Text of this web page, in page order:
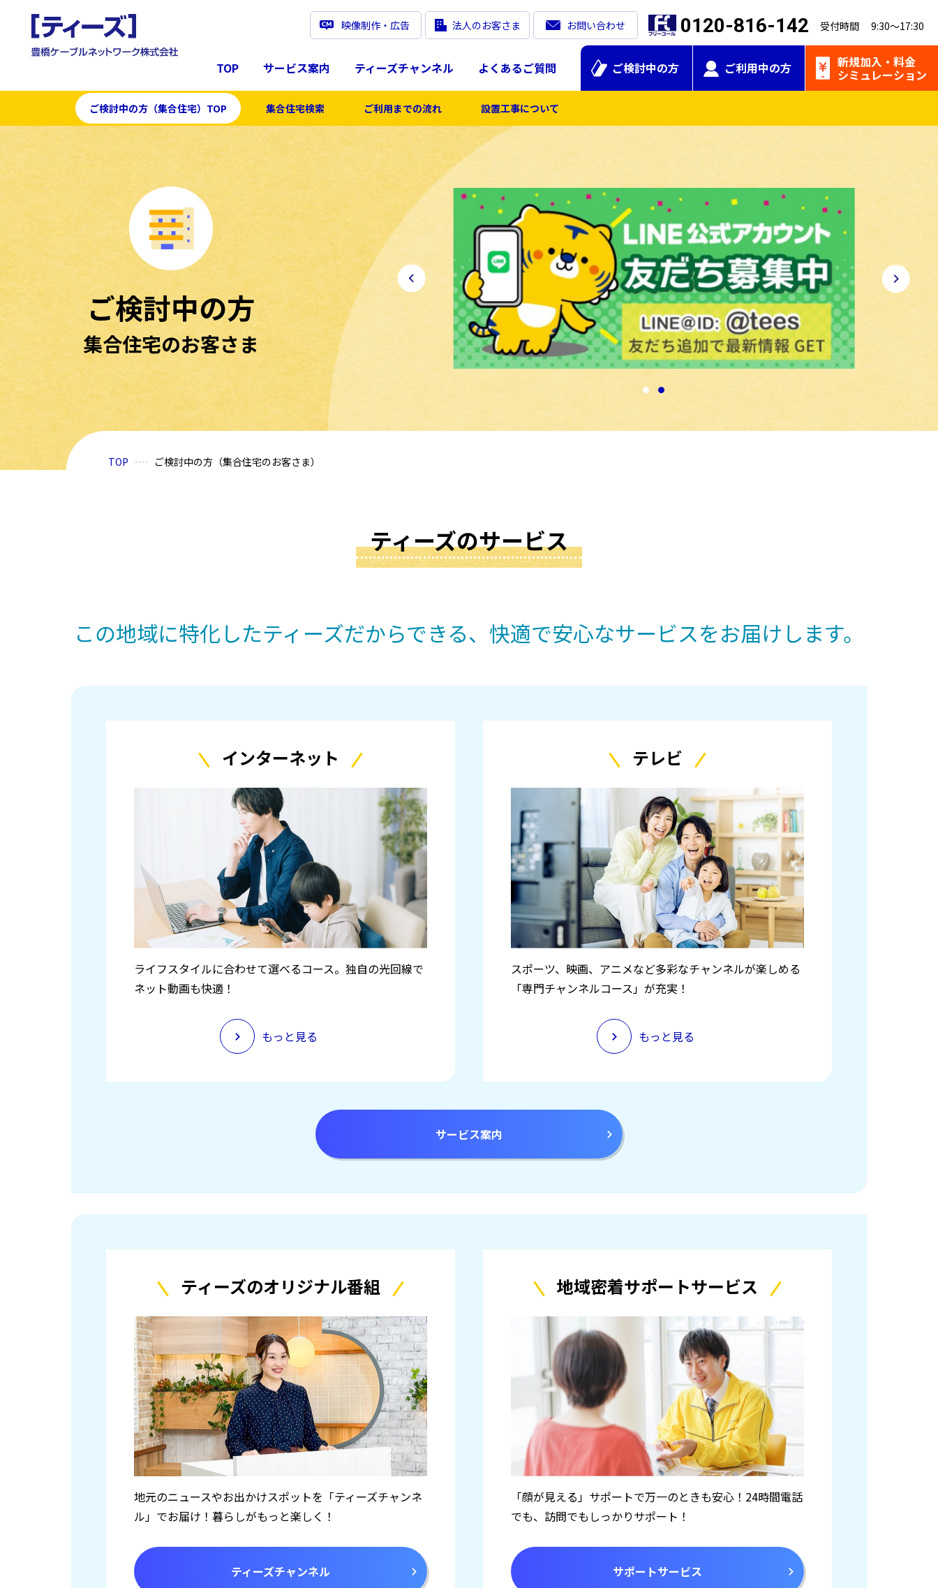
新規加入・ 料金
シミュレーション
0120-816-142 受付時間 9:30～17:30
TOP ご検討中の方 ご利用中の方
サービス案内 ティーズチャンネル よくあるご質問
映像制作・広告 法人のお客さま お問い合わせ
ご検討中の方（集合住宅）TOP 集合住宅検索 ご利用までの流れ 設置工事について
ご検討中の方
集合住宅のお客さま
TOP ご検討中の方（集合住宅のお客さま）
ティーズのサービス
この地域に特化したティーズだからできる、快適で安心なサービスをお届けします。
インターネット
ライフスタイルに合わせて選べるコース。独自の光回線で
ネット動画も快適！
もっと見る
テレビ
スポーツ、映画、アニメなど多彩なチャンネルが楽しめる
「専門チャンネルコース」が充実！
もっと見る
サービス案内
ティーズのオリジナル番組
地元のニュースやお出かけスポットを「ティーズチャンネ
ル」でお届け！暮らしがもっと楽しく！
ティーズチャンネル
地域密着サポートサービス
「顔が見える」サポートで万一のときも安心！24時間電話
でも、訪問でもしっかりサポート！
サポートサービス